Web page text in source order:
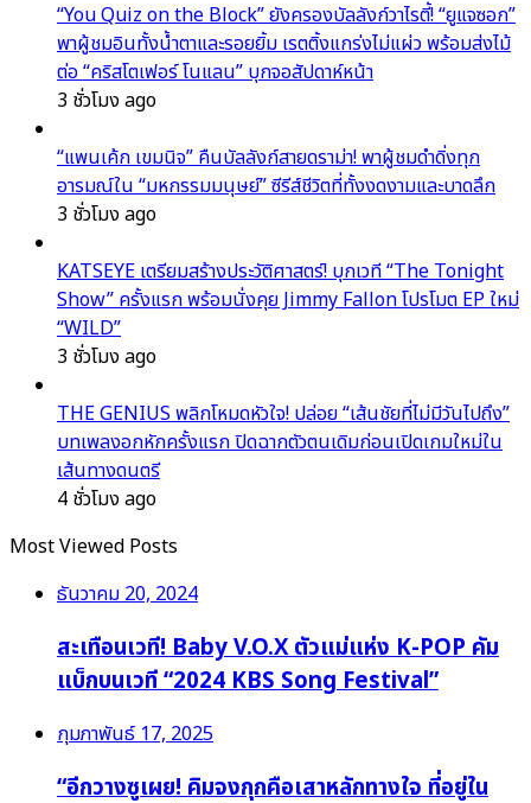
“You Quiz on the Block” ยังครองบัลลังก์วาไรตี้! “ยูแจซอก”
พาผู้ชมอินทั้งน้ำตาและรอยยิ้ม เรตติ้งแกร่งไม่แผ่ว พร้อมส่งไม้
ต่อ “คริสโตเฟอร์ โนแลน” บุกจอสัปดาห์หน้า
3 ชั่วโมง ago
“แพนเค้ก เขมนิจ” คืนบัลลังก์สายดราม่า! พาผู้ชมดำดิ่งทุก
อารมณ์ใน “มหกรรมมนุษย์” ซีรีส์ชีวิตที่ทั้งงดงามและบาดลึก
3 ชั่วโมง ago
KATSEYE เตรียมสร้างประวัติศาสตร์! บุกเวที “The Tonight
Show” ครั้งแรก พร้อมนั่งคุย Jimmy Fallon โปรโมต EP ใหม่
“WILD”
3 ชั่วโมง ago
THE GENIUS พลิกโหมดหัวใจ! ปล่อย “เส้นชัยที่ไม่มีวันไปถึง”
บทเพลงอกหักครั้งแรก ปิดฉากตัวตนเดิมก่อนเปิดเกมใหม่ใน
เส้นทางดนตรี
4 ชั่วโมง ago
Most Viewed Posts
ธันวาคม 20, 2024
สะเทือนเวที! Baby V.O.X ตัวแม่แห่ง K-POP คัม
แบ็กบนเวที “2024 KBS Song Festival”
กุมภาพันธ์ 17, 2025
“อีกวางซูเผย! คิมจงกุกคือเสาหลักทางใจ ที่อยู่ใน